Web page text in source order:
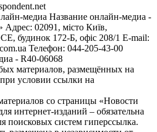
медиа Название онлайн-медиа -
Адрес: 02091, місто Київ,
172-Б, офіс 208/1 E-mail:
Телефон: 044-205-43-00
- R40-06068
материалов, размещённых на
при условии ссылки на
со страницы «Новости
интернет-изданий – обязательна
поисковых систем гиперссылка.